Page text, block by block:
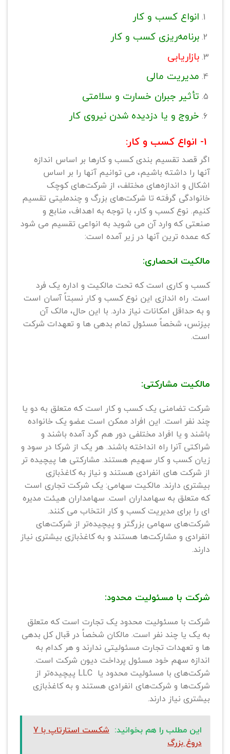
انواع کسب‌ و کار
برنامه‌ریزی کسب‌ و کار
بازاریابی
مدیریت مالی
تأثیر جبران خسارت و سلامتی
خروج و یا دزدیده شدن نیروی کار
اگر قصد تقسیم بندی کسب و کارها بر اساس اندازه
آنها را داشته باشیم، می توانیم آنها را بر اساس
اشکال و اندازه‌های مختلف، از شرکت‌های کوچک
خانوادگی گرفته تا شرکت‌های بزرگ و چندملیتی تقسیم
کنیم. نوع کسب و کار، با توجه به اهداف، منابع و
صنعتی که وارد آن می شوید به انواعی تقسیم می شود
که عمده ترین آنها در زیر آمده است:
مالکیت انحصاری:
کسب و کاری است که تحت مالکیت و اداره یک فرد
است. راه اندازی این نوع کسب و کار نسبتاً آسان است
و به حداقل امکانات نیاز دارد. با این حال، مالک آن
بیزنس، شخصاً مسئول تمام بدهی ها و تعهدات شرکت
است.
مالکیت مشارکتی:
شرکت تضامنی یک کسب و کار است که متعلق به دو یا
چند نفر است. این افراد ممکن است عضو یک خانواده
باشند و یا افراد مختلفی دور هم گرد آمده باشند و
شراکتی آنرا راه انداخته باشند. هر یک از شرکا در سود و
زیان کسب و کار سهیم هستند. مشارکتی ها پیچیده تر
از شرکت های انفرادی هستند و نیاز به کاغذبازی
بیشتری دارند. مالکیت سهامی: یک شرکت تجاری است
که متعلق به سهامداران است. سهامداران هیئت مدیره
ای را برای مدیریت کسب و کار انتخاب می کنند.
شرکت‌های سهامی بزرگتر و پیچیده‌تر از شرکت‌های
انفرادی و مشارکت‌ها هستند و به کاغذبازی بیشتری نیاز
دارند.
شرکت با مسئولیت محدود:
شرکت با مسئولیت محدود یک تجارت است که متعلق
به یک یا چند نفر است. مالکان شخصاً در قبال کل بدهی
ها و تعهدات تجارت مسئولیتی ندارند و هر کدام به
اندازه سهم خود مسئول پرداخت دیون شرکت است.
شرکت‌های با مسئولیت محدود یا LLC پیچیده‌تر از
شرکت‌ها و شرکت‌های انفرادی هستند و به کاغذبازی
بیشتری نیاز دارند.
این مطلب را هم بخوانید:
شکست استارتاپ با 7
دروغ بزرگ